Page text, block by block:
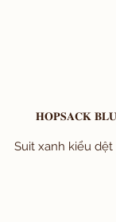
𝐇𝐎𝐏𝐒𝐀𝐂𝐊
Suit xanh kiểu